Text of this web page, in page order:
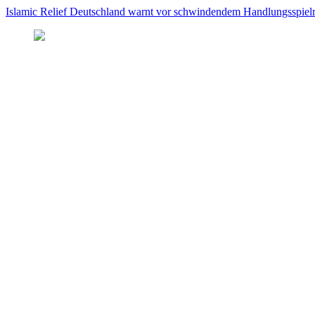
Islamic Relief Deutschland warnt vor schwindendem